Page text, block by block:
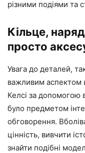
різними подіями та
Кільце,
просто
Увага до деталей,
важливим аспектом
Келсі за допомогою
було предметом
обговорення.
цінність, вивчити
знайти подібні